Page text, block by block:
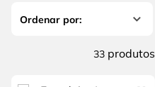
33 produtos
10º disco corte